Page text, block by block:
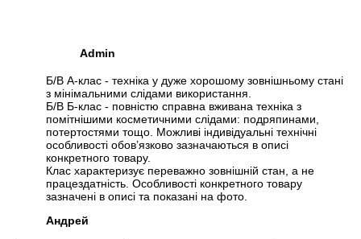
Admin
Б/В А-клас - техніка у дуже хорошому зовнішньому стані
з мінімальними слідами використання.
Б/В Б-клас - повністю справна вживана техніка з
помітнішими косметичними слідами: подряпинами,
потертостями тощо. Можливі індивідуальні технічні
особливості обов’язково зазначаються в описі
конкретного товару.
Клас характеризує переважно зовнішній стан, а не
працездатність. Особливості конкретного товару
зазначені в описі та показані на фото.
Андрей